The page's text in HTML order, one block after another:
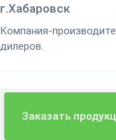
г.Хабаровск
Компания-
дилеров.
Заказать